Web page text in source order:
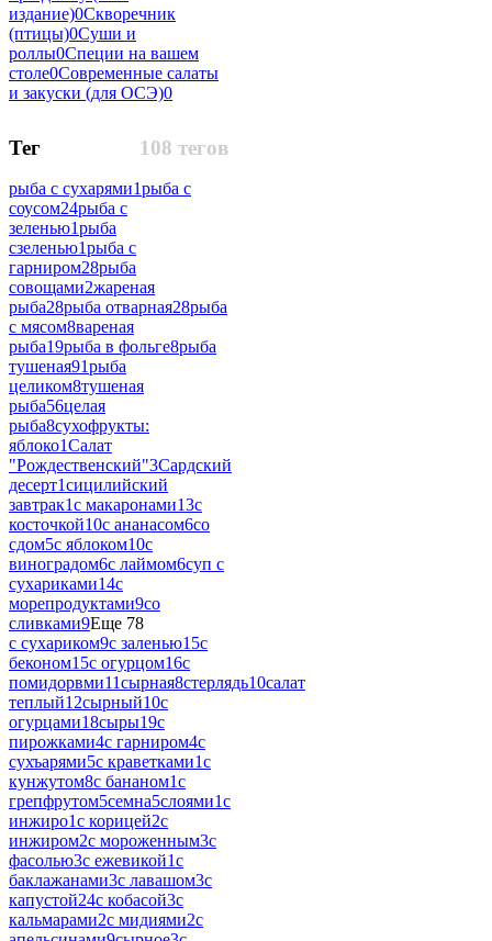
издание)0Скворечник
(птицы)0Суши и
роллы0Специи на вашем
столе0Современные салаты
и закуски (для ОСЭ)0
108 тегов
Тег
рыба с сухарями1рыба с
соусом24рыба с
зеленью1рыба
сзеленью1рыба с
гарниром28рыба
совощами2жареная
рыба28рыба отварная28рыба
с мясом8вареная
рыба19рыба в фольге8рыба
тушеная91рыба
целиком8тушеная
рыба56целая
рыба8сухофрукты:
яблоко1Салат
"Рождественский"3Сардский
десерт1сицилийский
завтрак1с макаронами13с
косточкой10с ананасом6со
сдом5с яблоком10с
виноградом6с лаймом6суп с
сухариками14с
морепродуктами9со
сливками9Еще 78
с сухариком9с заленью15с
беконом15с огурцом16с
помидорвми11сырная8стерлядь10салат
теплый12сырный10с
огурцами18сыры19с
пирожками4с гарниром4с
сухъарями5с краветками1с
кунжутом8с бананом1с
грепфрутом5семна5слоями1с
инжиро1с корицей2с
инжиром2с мороженным3с
фасолью3с ежевикой1с
баклажанами3с лавашом3с
капустой24с кобасой3с
кальмарами2с мидиями2с